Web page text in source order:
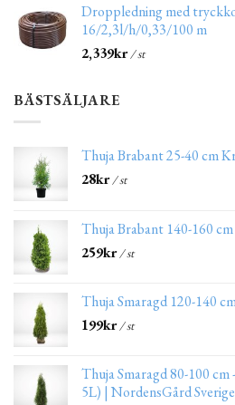
Droppledning med
16/2,3l/h/0,33/100 m
2,339kr/ st
BÄSTSÄLJARE
Thuja Brabant 25-40 cm
28kr/ st
Thuja Brabant 140-160
259kr/ st
Thuja Smaragd 120-140
199kr/ st
Thuja Smaragd 80-100
5L) | NordensGård Sverige